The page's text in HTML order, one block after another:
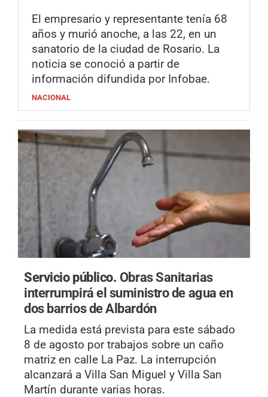
El empresario y representante tenía 68
años y murió anoche, a las 22, en un
sanatorio de la ciudad de Rosario. La
noticia se conoció a partir de
información difundida por Infobae.
NACIONAL
Servicio público. Obras Sanitarias
interrumpirá el suministro de agua en
dos barrios de Albardón
La medida está prevista para este sábado
8 de agosto por trabajos sobre un caño
matriz en calle La Paz. La interrupción
alcanzará a Villa San Miguel y Villa San
Martín durante varias horas.